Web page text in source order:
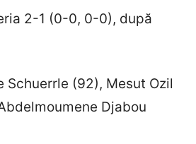
2-1 (0-0, 0-0), după
Schuerrle (92), Mesut Ozil
Djabou